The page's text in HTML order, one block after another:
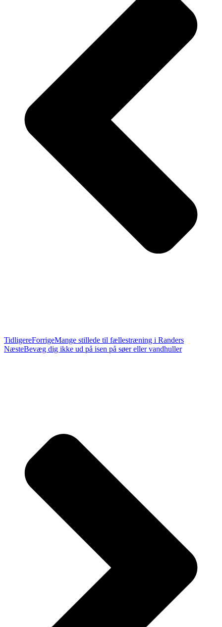
TidligereForrigeMange stillede til fællestræning i Randers
NæsteBevæg dig ikke ud på isen på søer eller vandhuller